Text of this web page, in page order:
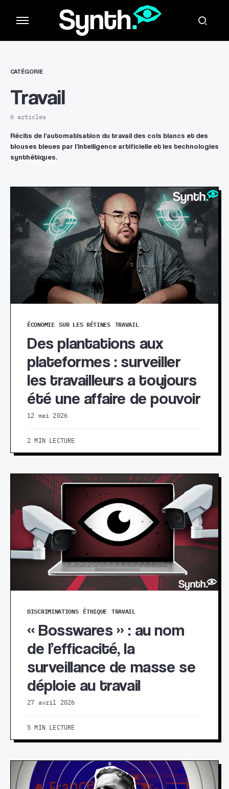
CATÉGORIE
Travail
6 articles
Récits de l’automatisation du travail des cols blancs et des
blouses bleues par l’intelligence artificielle et les technologies
synthétiques.
ÉCONOMIE SUR LES RÉTINES TRAVAIL
Des plantations aux
plateformes : surveiller
les travailleurs a toujours
été une affaire de pouvoir
12 mai 2026
2 MIN LECTURE
DISCRIMINATIONS ÉTHIQUE TRAVAIL
« Bosswares » : au nom
de l’efficacité, la
surveillance de masse se
déploie au travail
27 avril 2026
5 MIN LECTURE